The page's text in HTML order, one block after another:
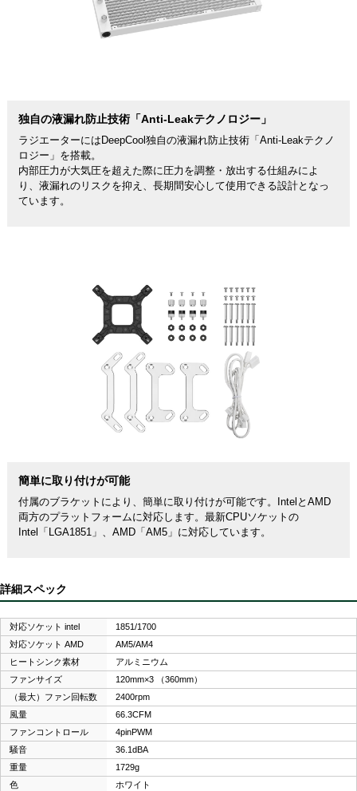
独自の液漏れ防止技術「Anti-Leakテクノロジー」
ラジエーターにはDeepCool独自の液漏れ防止技術「Anti-Leakテクノ
ロジー」を搭載。
内部圧力が大気圧を超えた際に圧力を調整・放出する仕組みによ
り、液漏れのリスクを抑え、長期間安心して使用できる設計となっ
ています。
簡単に取り付けが可能
付属のブラケットにより、簡単に取り付けが可能です。IntelとAMD
両方のプラットフォームに対応します。最新CPUソケットの
Intel「LGA1851」、AMD「AM5」に対応しています。
詳細スペック
対応ソケット intel
1851/1700
対応ソケット AMD
AM5/AM4
ヒートシンク素材
アルミニウム
ファンサイズ
120mm×3 （360mm）
（最大）ファン回転数
2400rpm
風量
66.3CFM
ファンコントロール
4pinPWM
騒音
36.1dBA
重量
1729g
色
ホワイト